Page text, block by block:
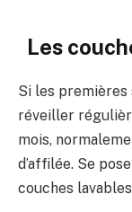
Les
Si les premières
réveiller
mois,
d’affilée. Se
couches